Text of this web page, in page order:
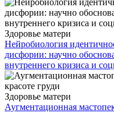
Здоровье матери
Нейробиология
дисфории: научно
внутреннего кризиса и
Здоровье матери
Аугментационная